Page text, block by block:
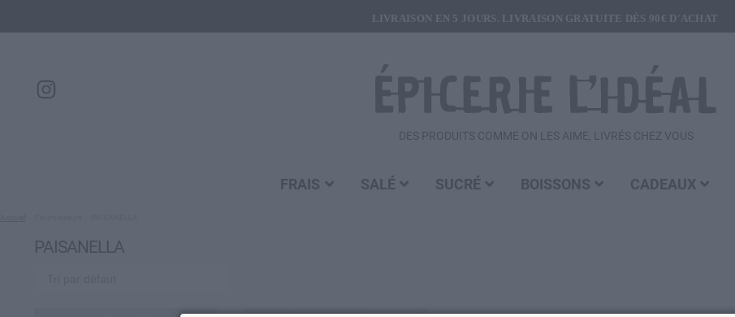
DES PRODUITS COMME ON LES AIME, LIVRÉS CHEZ VOUS
FRAIS SALÉ SUCRÉ BOISSONS CADEAUX
PAISANELLA
LIVRAISON EN 5 JOURS. LIVRAISON GRATUITE DÈS 90€ D'ACHAT